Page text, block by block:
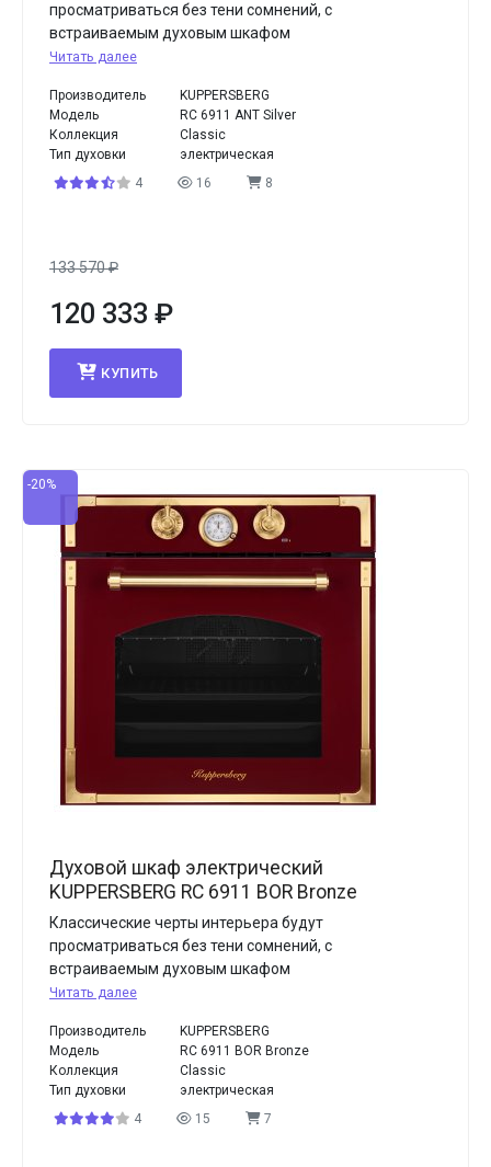
просматриваться без тени сомнений, с
встраиваемым духовым шкафом
Читать далее
Производитель
KUPPERSBERG
Модель
RC 6911 ANT Silver
Коллекция
Classic
Тип духовки
электрическая
4
16 8
133 570₽
120 333 ₽
КУПИТЬ
-20%
Духовой шкаф электрический
KUPPERSBERG RC 6911 BOR Bronze
Классические черты интерьера будут
просматриваться без тени сомнений, с
встраиваемым духовым шкафом
Читать далее
Производитель
KUPPERSBERG
Модель
RC 6911 BOR Bronze
Коллекция
Classic
Тип духовки
электрическая
4
15 7